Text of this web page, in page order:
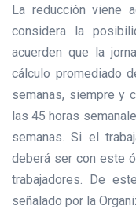
La reducción viene
considera la
acuerden que la
cálculo promediado
semanas, siempre y
las 45 horas
semanas. Si el
deberá ser con este
trabajadores. De
señalado por la